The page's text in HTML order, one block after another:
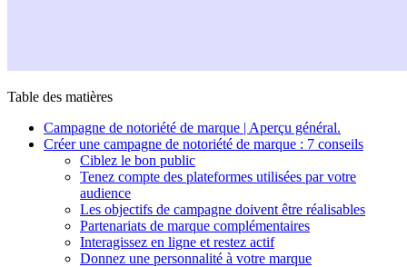
Table des matières
Campagne de notoriété de marque | Aperçu général.
Créer une campagne de notoriété de marque : 7 conseils
Ciblez le bon public
Tenez compte des plateformes utilisées par votre
audience
Les objectifs de campagne doivent être réalisables
Partenariats de marque complémentaires
Interagissez en ligne et restez actif
Donnez une personnalité à votre marque